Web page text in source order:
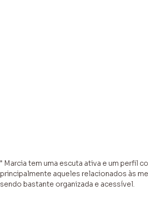
" Marcia tem uma escuta ativa e um perfil
principalmente aqueles relacionados às
sendo bastante organizada e acessível.